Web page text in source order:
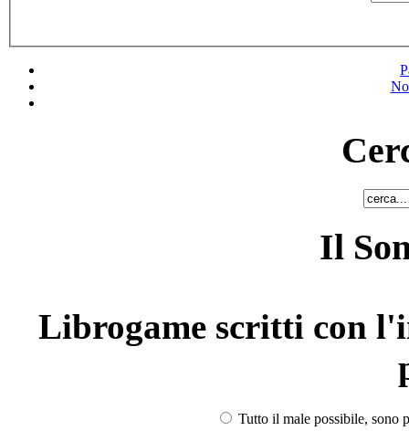
Il
Librogame scritti con
Tutto il male possibile, sono